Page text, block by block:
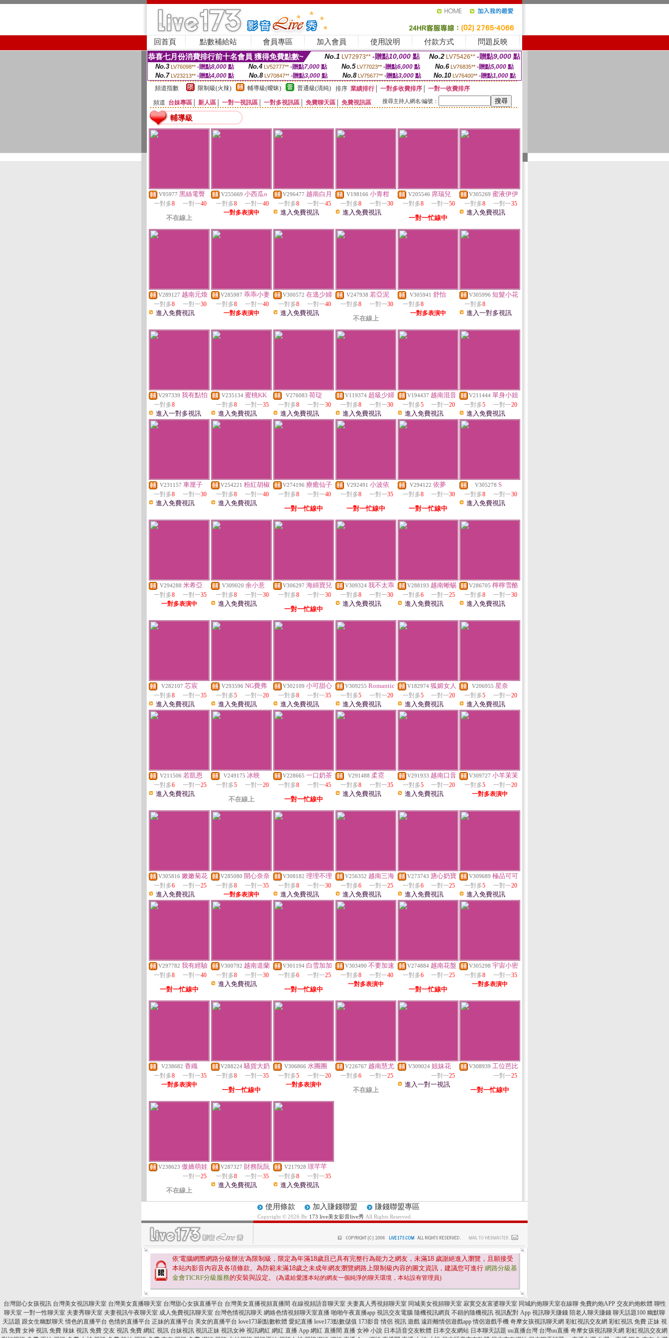
回首頁 點數補給站 會員專區 加入會員 使用說明 付款方式 問題反映
恭喜七月份消費排行前十名會員 獲得免費點數~ No.1 LV72973** -贈點10,000 點 No.2 LV75426** -贈點9,000 點
No.3 LV76098** -贈點8,000點 No.4 LV52777** -贈點7,000點 No.5 LV77023** -贈點6,000點 No.6 LV76835** -贈點5,000點
No.7 LV23213** -贈點4,000 點 No.8 LV70847** -贈點3,000 點 No.8 LV75677** -贈點3,000點 No.10 LV76400** -贈點1,000 點
頻道指數
限制級(火辣) 輔導級(曖昧) 普通級(清純) 排序 業績排行│ 一對多收費排序
一對一收費排序
頻道 台妹專區 新人區 一對一視訊區 一對多視訊區 免費聊天區 免費視訊區 搜尋主持人網名/編號：
輔導級
V95977 黑絲電臀
一對多8 一對一40
不在線上
V255669 小西瓜o
一對多8 一對一40
一對多表演中
V296477 越南白月
一對多8 一對一45
進入免費視訊
V198166 小青柑
一對多8 一對一30
進入免費視訊
V205546 席瑞兒
一對多8 一對一50
一對一忙線中
V305269 蜜液伊伊
一對多8 一對一35
進入免費視訊
V289127 越南元煥
一對多8 一對一30
進入免費視訊
V285987 乖乖小妻
一對多8 一對一40
一對多表演中
V300572 在逃少婦
一對多8 一對一40
進入免費視訊
V247938 若亞泥
一對多8 一對一30
不在線上
V305941 舒怡
一對多8
一對多表演中
V305996 短髮小花
一對多8
進入一對多視訊
V297339 我有點怕
一對多8
進入一對多視訊
V235134 蜜桃KK
一對多8 一對一35
進入免費視訊
V276083 荷琁
一對多8 一對一30
進入免費視訊
V119374 超級少婦
一對多8 一對一30
進入免費視訊
V194437 越南混音
一對多5 一對一20
進入免費視訊
V211444 單身小姐
一對多5 一對一20
進入免費視訊
V231157 車厘子
一對多8 一對一30
進入免費視訊
V254221 粉紅胡椒
一對多8 一對一40
進入免費視訊
V274196 療癒仙子
一對多8 一對一40
一對一忙線中
V292491 小波依
一對多8 一對一35
一對一忙線中
V294122 依夢
一對多8 一對一30
一對一忙線中
V305278 S
一對多8 一對一30
進入免費視訊
V294288 米希亞
一對多8 一對一35
一對多表演中
V309020 余小意
一對多8 一對一30
進入免費視訊
V306297 海綿寶兒
一對多8 一對一30
一對一忙線中
V309324 我不太乖
一對多8 一對一30
進入免費視訊
V288193 越南蜥蜴
一對多6 一對一25
進入免費視訊
V286705 檸檸雪酪
一對多8 一對一30
進入免費視訊
V282107 芯宸
一對多8 一對一35
進入免費視訊
V293596 NG費弗
一對多5 一對一20
進入免費視訊
V302109 小可甜心
一對多8 一對一35
進入免費視訊
V309255 Romantic
一對多5 一對一20
進入免費視訊
V182974 狐媚女人
一對多5 一對一20
進入免費視訊
V206955 星奈
一對多5 一對一20
進入免費視訊
V211506 若凱恩
一對多6 一對一25
進入免費視訊
V249175 冰映
一對多5 一對一20
不在線上
V228665 一口奶茶
一對多8 一對一45
一對一忙線中
V291488 柔霓
一對多8 一對一35
進入免費視訊
V291933 越南口音
一對多5 一對一20
進入免費視訊
V309727 小羊茉茉
一對多5 一對一20
一對多表演中
V305816 嫩嫩菊花
一對多6 一對一25
進入免費視訊
V285080 開心奈奈
一對多8 一對一35
一對多表演中
V308182 理理不理
一對多8 一對一30
進入免費視訊
V256352 越南三海
一對多6 一對一25
進入免費視訊
V273743 溏心奶寶
一對多6 一對一25
進入免費視訊
V309689 極品可可
一對多5 一對一20
進入免費視訊
V297782 我有經驗
一對多8 一對一40
一對一忙線中
V300792 越南道蘭
一對多8 一對一30
進入免費視訊
V301194 白雪加加
一對多6 一對一25
一對一忙線中
V303490 不要加速
一對多8 一對一40
一對多表演中
V274884 越南花盤
一對多6 一對一25
一對一忙線中
V305298 宇宙小密
一對多8 一對一35
一對多表演中
V238682 香織
一對多8 一對一35
一對多表演中
V288224 騷貨大奶
一對多8 一對一35
一對一忙線中
V306866 水團團
一對多5 一對一20
一對多表演中
V226767 越南慧尤
一對多6 一對一25
不在線上
V309024 姐妹花
一對一25
進入一對一視訊
V308939 工位芭比
一對一25
一對一忙線中
V238623 傲嬌萌娃
一對一25
不在線上
V287327 財務阮阮
一對多8 一對一35
進入免費視訊
V217928 璟芊芊
一對多8 一對一35
進入免費視訊
使用條款 加入賺錢聯盟 賺錢聯盟專區
Copyright © 2026 By 173 live美女影音live秀All Rights Reserved.
依'電腦網際網路分級辦法'為限制級，限定為年滿18歲且已具有完整行為能力之網友，未滿18 歲謝絕進入瀏覽，且願接受
本站內影音內容及各項條款。為防範未滿18歲之未成年網友瀏覽網路上限制級內容的圖文資訊，建議您可進行 網路分級基
金會TICRF分級服務的安裝與設定。 (為還給愛護本站的網友一個純淨的聊天環境，本站設有管理員)
台灣甜心女孩視訊 台灣美女視訊聊天室 台灣美女直播聊天室 台灣甜心女孩直播平台 台灣美女直播視頻直播間 在線視頻語音聊天室 夫妻真人秀視頻聊天室 同城美女視頻聊天室 寂寞交友富婆聊天室 同城約炮聊天室在線聊 免費約炮APP 交友約炮軟體 聊性
聊天室 一對一性聊天室 夫妻秀聊天室 夫妻視訊午夜聊天室 成人免費視訊聊天室 台灣色情視訊聊天 網絡色情視頻聊天室直播 啪啪午夜直播app 視訊交友電腦 隨機視訊網頁 不錯的隨機視訊 視訊配對 App 視訊聊天賺錢 陪老人聊天賺錢 聊天話題100 幽默聊
天話題 跟女生幽默聊天 情色的直播平台 色情的直播平台 正妹的直播平台 美女的直播平台 love173刷點數軟體 愛妃直播 love173點數儲值 173影音 情侶 視訊 遊戲 遠距離情侶遊戲app 情侶遊戲手機 奇摩女孩視訊聊天網 彩虹視訊交友網 彩虹視訊 免費 正妹 視
訊 免費 女神 視訊 免費 辣妹 視訊 免費 交友 視訊 免費 網紅 視訊 台妹視訊 視訊正妹 視訊女神 視訊網紅 網紅 直播 App 網紅 直播間 直播 女神 小說 日本語音交友軟體 日本交友網站 日本聊天話題 uu直播台灣 台灣uu直播 奇摩女孩視訊聊天網 彩虹視訊交友網